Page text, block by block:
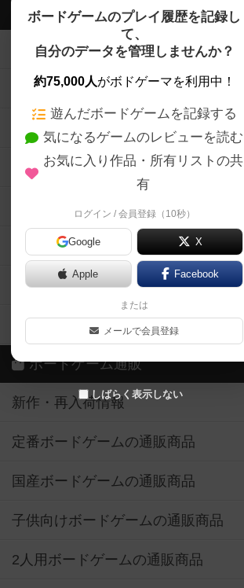
ボードゲームのプレイ履歴を記録し
て、
自分のデータを管理しませんか？
約75,000人がボドゲーマを利用中！
遊んだボードゲームを記録する
気になるゲームのレビューを読む
お気に入り作品・所有リストの共
有
ログイン / 会員登録（10秒）
Google X
Apple Facebook
または
メールで会員登録
しばらく表示しない
ボドゲーマTOP
ボードゲームを検索する
ボードゲームの新着レビュー
ボードゲーム会情報
メカニクス特集
掲示板・トピックス
ボドとも・会員一覧
ボードゲーム業界コラム
ボドゲーマご利用案内
ボードゲーム通販
新作・再入荷情報
定番ボードゲームの通販商品
国産ボードゲームの通販商品
子供向けボードゲームの通販商品
2人用ボードゲームの通販商品